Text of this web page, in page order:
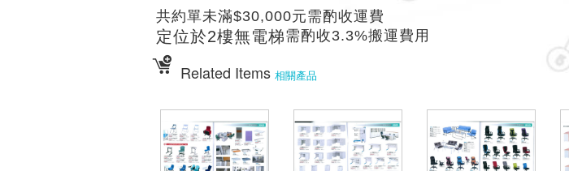
共約單未滿$30,000元需酌收運費
定位於2樓無電梯需酌收3.3%搬運費用
Related Items 相關產品